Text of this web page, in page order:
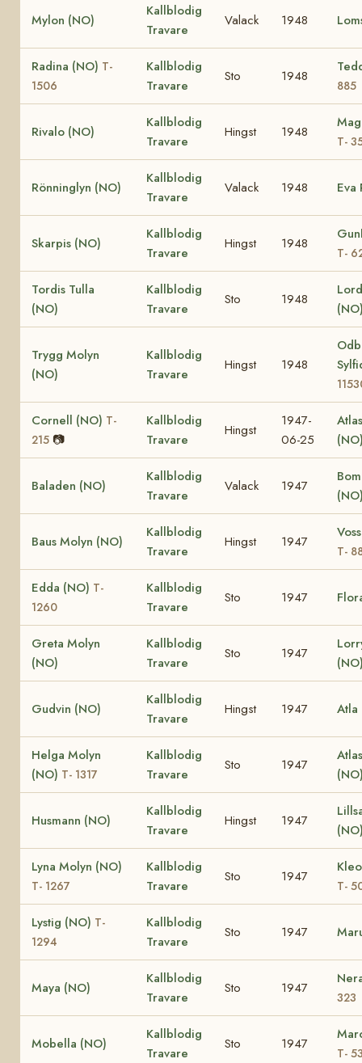
Mylon (NO)
Kallblodig
Travare
Valack 1948
Radina (NO) T-
1506
Kallblodig
Travare
Sto 1948
885
Rivalo (NO)
Kallblodig
Travare
Hingst 1948
T-
Rönninglyn (NO)
Kallblodig
Travare
Valack 1948 Eva
Skarpis (NO)
Kallblodig
Travare
Hingst 1948
T-
Tordis Tulla
(NO)
Kallblodig
Travare
Sto 1948
Trygg Molyn
(NO)
Kallblodig
Travare
Hingst 1948
Cornell (NO) T-
215 📷
Kallblodig
Travare
Hingst
1947-
06-25
Baladen (NO)
Kallblodig
Travare
Valack 1947
Baus Molyn (NO)
Kallblodig
Travare
Hingst 1947
T-
Edda (NO) T-
1260
Kallblodig
Travare
Sto 1947
Greta Molyn
(NO)
Kallblodig
Travare
Sto 1947
Gudvin (NO)
Kallblodig
Travare
Hingst 1947
Helga Molyn
(NO) T- 1317
Kallblodig
Travare
Sto 1947
Husmann (NO)
Kallblodig
Travare
Hingst 1947
Lyna Molyn (NO)
T- 1267
Kallblodig
Travare
Sto 1947
T-
Lystig (NO) T-
1294
Kallblodig
Travare
Sto 1947
Maya (NO)
Kallblodig
Travare
Sto 1947
323
Mobella (NO)
Kallblodig
Travare
Sto 1947
T-